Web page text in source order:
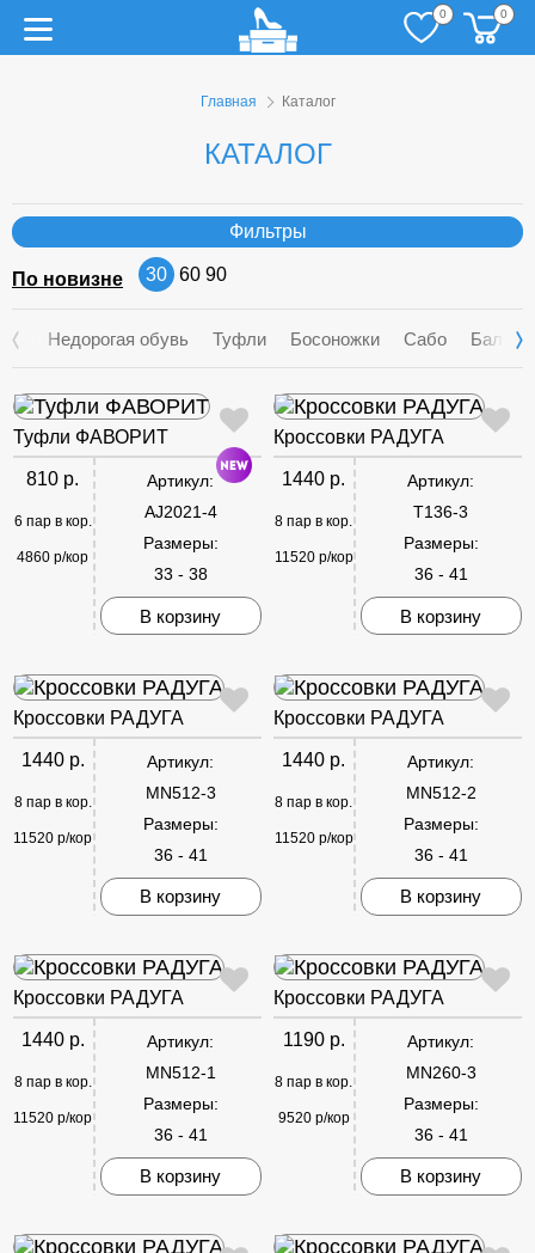
0 0
Главная Каталог
КАТАЛОГ
Фильтры
По новизне 30 60 90
Недорогая обувь Туфли Босоножки Сабо
Туфли ФАВОРИТ
810 р.
6 пар в кор.
4860 р/кор
Артикул:
AJ2021-4
Размеры:
33 - 38
В корзину
Кроссовки РАДУГА
1440 р.
8 пар в кор.
11520 р/кор
Артикул:
T136-3
Размеры:
36 - 41
В корзину
Кроссовки РАДУГА
1440 р.
8 пар в кор.
11520 р/кор
Артикул:
MN512-3
Размеры:
36 - 41
В корзину
Кроссовки РАДУГА
1440 р.
8 пар в кор.
11520 р/кор
Артикул:
MN512-2
Размеры:
36 - 41
В корзину
Кроссовки РАДУГА
1440 р.
8 пар в кор.
11520 р/кор
Артикул:
MN512-1
Размеры:
36 - 41
В корзину
Кроссовки РАДУГА
1190 р.
8 пар в кор.
9520 р/кор
Артикул:
MN260-3
Размеры:
36 - 41
В корзину